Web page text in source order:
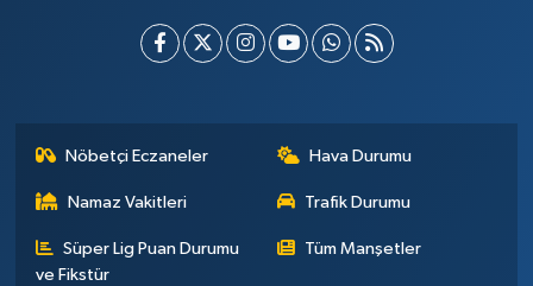
Nöbetçi Eczaneler Hava Durumu
Namaz Vakitleri Trafik Durumu
Süper Lig Puan Durumu
ve Fikstür
Tüm Manşetler